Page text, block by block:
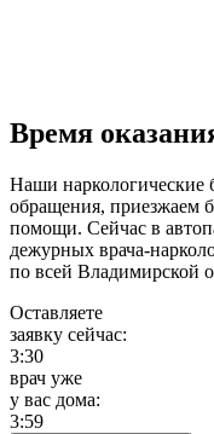
Время
Наши наркологические
обращения, приезжаем
помощи. Сейчас в
дежурных врача-
по всей Владимирской
Оставляете
заявку сейчас:
3:31
врач уже
у вас дома:
3:59